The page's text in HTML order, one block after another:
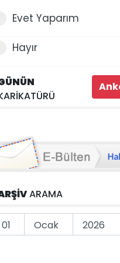
Evet Yaparım
Hayır
ARAMA